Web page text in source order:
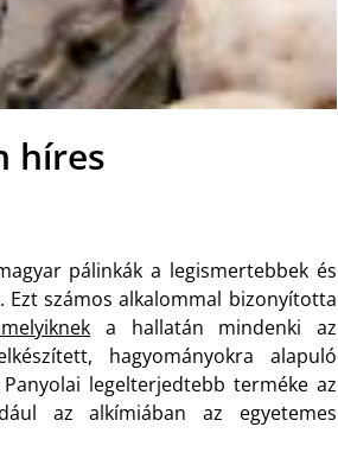
híres
pálinkák a legismertebbek és
Ezt számos alkalommal bizonyította
a hallatán mindenki az
hagyományokra alapuló
legelterjedtebb terméke az
az alkímiában az egyetemes